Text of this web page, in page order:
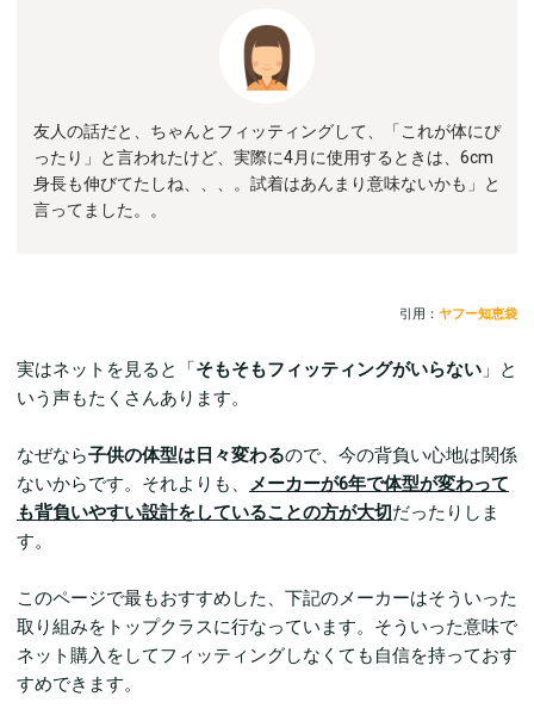
友人の話だと、ちゃんとフィッティングして、「これが体にぴ
ったり」と言われたけど、実際に4月に使用するときは、6cm
身長も伸びてたしね、、、。試着はあんまり意味ないかも」と
言ってました。。
引用： ヤフー知恵袋
実はネットを見ると「そもそもフィッティングがいらない 」と
いう声もたくさんあります。
なぜなら子供の体型は日々変わるので、今の背負い心地は関係
ないからです。それよりも、 メーカーが6年で体型が変わって
も背負いやすい設計をしていることの方が大切だったりしま
す。
このページで最もおすすめした、下記のメーカーはそういった
取り組みをトップクラスに行なっています。そういった意味で
ネット購入をしてフィッティングしなくても自信を持っておす
すめできます。